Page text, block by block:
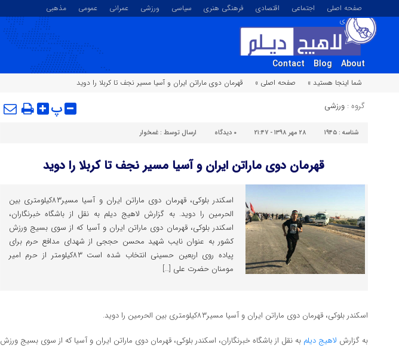
صفحه اصلی اجتماعی اقتصادی فرهنگی هنری سیاسی ورزشی عمرانی عمومی
مذهبی
تصویری
About
Blog
Contact
شما اینجا هستید »
صفحه اصلی » قهرمان دوی ماراتن ایران و آسیا مسیر نجف تا کربلا را دوید
گروه : ورزشی پ
شناسه : ۱۹۴۵ ۲۸ مهر ۱۳۹۸ - ۲۱:۴۷ ۰ دیدگاه ارسال توسط : غمخوار
قهرمان دوی ماراتن ایران و آسیا مسیر نجف تا کربلا را دوید
اسکندر بلوکی، قهرمان دوی ماراتن ایران و آسیا مسیر۸۳کیلومتری بین
الحرمین را دوید. به گزارش لاهیج دیلم به نقل از باشگاه خبرنگاران،
اسکندر بلوکی، قهرمان دوی ماراتن ایران و آسیا که از سوی بسیج ورزش
کشور به عنوان نایب شهید محسن حججی از شهدای مدافع حرم برای
پیاده روی اربعین حسینی انتخاب شده است ۸۳کیلومتر از حرم امیر
مومنان حضرت علی […]
اسکندر بلوکی، قهرمان دوی ماراتن ایران و آسیا مسیر۸۳کیلومتری بین الحرمین را دوید.
به گزارش لاهیج دیلم به نقل از باشگاه خبرنگاران، اسکندر بلوکی، قهرمان دوی ماراتن ایران و آسیا که از سوی بسیج ورزش